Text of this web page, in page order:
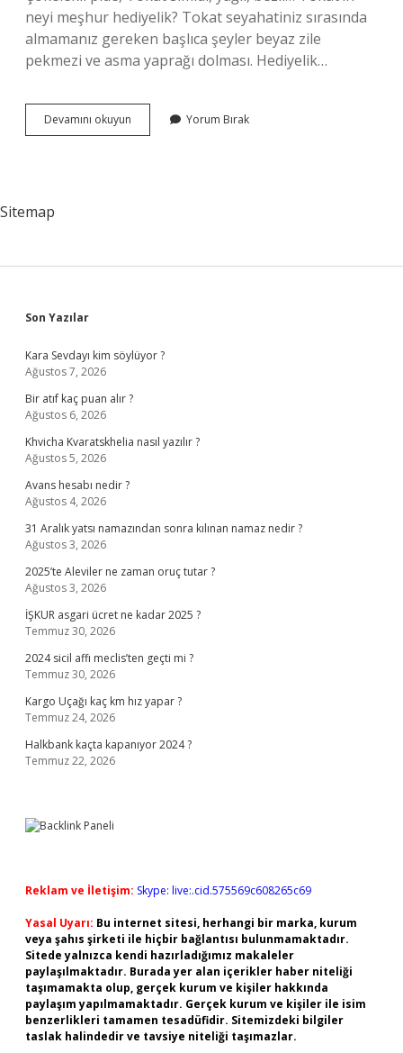
neyi meşhur hediyelik? Tokat seyahatiniz sırasında
almamanız gereken başlıca şeyler beyaz zile
pekmezi ve asma yaprağı dolması. Hediyelik…
Devamını okuyun
En
Yorum Bırak
Sitemap
Sidebar
Son Yazılar
Kara Sevdayı kim söylüyor ?
Ağustos 7, 2026
Bir atıf kaç puan alır ?
Ağustos 6, 2026
Khvicha Kvaratskhelia nasıl yazılır ?
Ağustos 5, 2026
Avans hesabı nedir ?
Ağustos 4, 2026
31 Aralık yatsı namazından sonra kılınan namaz nedir ?
Ağustos 3, 2026
2025’te Aleviler ne zaman oruç tutar ?
Ağustos 3, 2026
İŞKUR asgari ücret ne kadar 2025 ?
Temmuz 30, 2026
2024 sicil affı meclis’ten geçti mi ?
Temmuz 30, 2026
Kargo Uçağı kaç km hız yapar ?
Temmuz 24, 2026
Halkbank kaçta kapanıyor 2024 ?
Temmuz 22, 2026
Reklam ve İletişim: Skype: live:.cid.575569c608265c69
Yasal Uyarı: Bu internet sitesi, herhangi bir marka, kurum
veya şahıs şirketi ile hiçbir bağlantısı bulunmamaktadır.
Sitede yalnızca kendi hazırladığımız makaleler
paylaşılmaktadır. Burada yer alan içerikler haber niteliği
taşımamakta olup, gerçek kurum ve kişiler hakkında
paylaşım yapılmamaktadır. Gerçek kurum ve kişiler ile isim
benzerlikleri tamamen tesadüfidir. Sitemizdeki bilgiler
taslak halindedir ve tavsiye niteliği taşımazlar.